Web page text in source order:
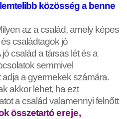
közösség a benne
az a család, amely képes
családtagok jó
jó család a társas lét és a
semmivel
a gyermekek számára.
akkor lehet, ha ezt
a család valamennyi felnőtt
összetartóereje,